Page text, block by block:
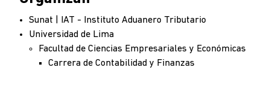
Sunat | IAT - Instituto Aduanero Tributario
Universidad de Lima
Facultad de Ciencias Empresariales y Económicas
Carrera de Contabilidad y Finanzas